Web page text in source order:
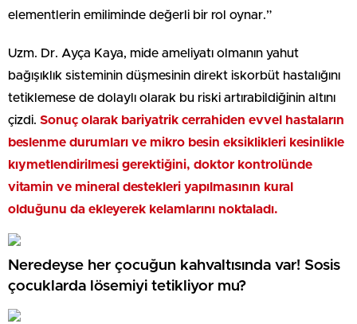
elementlerin emiliminde değerli bir rol oynar.”
Uzm. Dr. Ayça Kaya, mide ameliyatı olmanın yahut
bağışıklık sisteminin düşmesinin direkt iskorbüt hastalığını
tetiklemese de dolaylı olarak bu riski artırabildiğinin altını
çizdi. Sonuç olarak bariyatrik cerrahiden evvel hastaların
beslenme durumları ve mikro besin eksiklikleri kesinlikle
kıymetlendirilmesi gerektiğini, doktor kontrolünde
vitamin ve mineral destekleri yapılmasının kural
olduğunu da ekleyerek kelamlarını noktaladı.
Neredeyse her çocuğun kahvaltısında var! Sosis
çocuklarda lösemiyi tetikliyor mu?